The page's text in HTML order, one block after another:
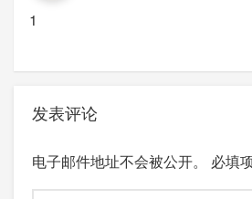
1
发表评论
电子邮件地址不会被公开。 必填